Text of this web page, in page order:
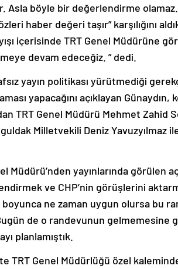
Asla böyle bir değerlendirme
haber değeri taşır” karşılığını
içerisinde TRT Genel Müdürüne
devam edeceğiz. ” dedi.
yayın politikası yürütmediği
yapacağını açıklayan
TRT Genel Müdürü Mehmet Zahid
Milletvekili Deniz Yavuzyılmaz
Müdürü’nden yayınlarında görülen
ve CHP’nin görüşlerini
ne zaman uygun olursa bu
de o randevunun gelmemesine
planlamıştık.
TRT Genel Müdürlüğü özel